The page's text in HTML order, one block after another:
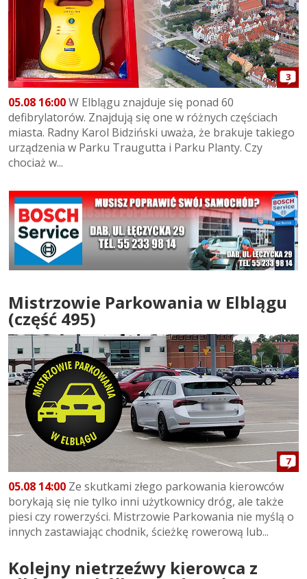
3
05.08 16:00W Elblągu znajduje się ponad 60
defibrylatorów. Znajdują się one w różnych częściach
miasta. Radny Karol Bidziński uważa, że brakuje takiego
urządzenia w Parku Traugutta i Parku Planty. Czy
chociaż w...
Mistrzowie Parkowania w Elblągu
(część 495)
7
05.08 14:00 Ze skutkami złego parkowania kierowców
borykają się nie tylko inni użytkownicy dróg, ale także
piesi czy rowerzyści. Mistrzowie Parkowania nie myślą o
innych zastawiając chodnik, ścieżkę rowerową lub...
Kolejny nietrzeźwy kierowca z